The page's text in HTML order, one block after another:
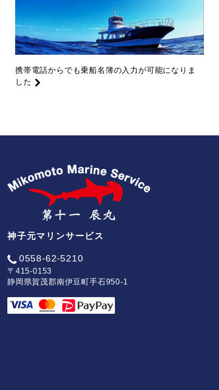
携帯電話からでも乗船名簿の入力が可能になりま
した
神子元マリンサービス
0558-62-5210
〒415-0153
静岡県賀茂郡南伊豆町手石950-1